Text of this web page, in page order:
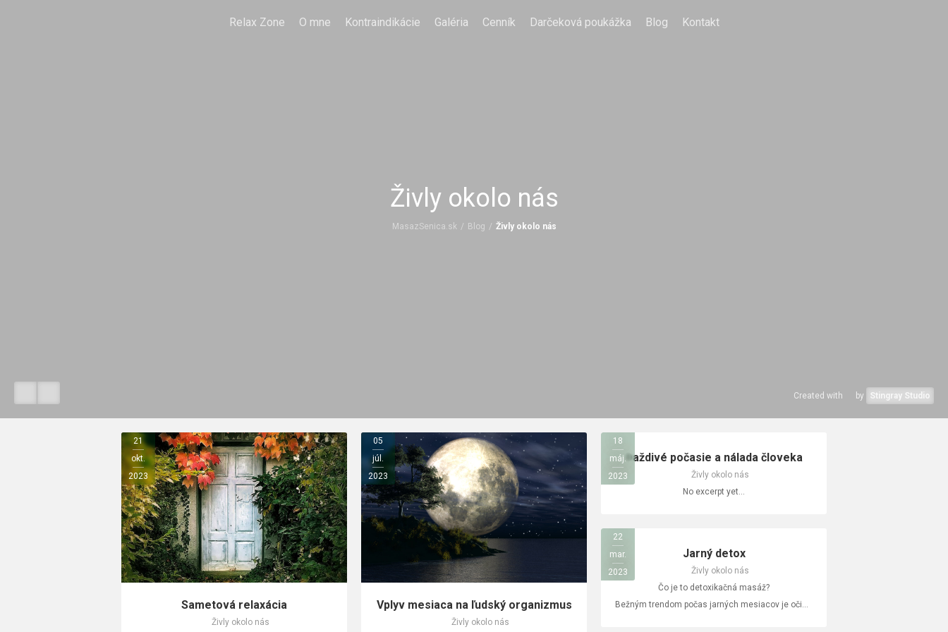
Relax Zone O mne Kontraindikácie Galéria Cenník Darčeková poukážka Blog Kontakt
Živly okolo nás
MasazSenica.sk / Blog / Živly okolo nás
Created with by Stingray Studio
21
okt.
2023
Sametová relaxácia
Živly okolo nás
05
júl.
2023
Vplyv mesiaca na ľudský organizmus
Živly okolo nás
18
máj.
2023
Daždivé počasie a nálada človeka
Živly okolo nás
No excerpt yet...
22
mar.
2023
Jarný detox
Živly okolo nás
Čo je to detoxikačná masáž?
Bežným trendom počas jarných mesiacov je očista tela, mysle a začiatok odznova, či už u vás doma alebo vo vašom tele. Ak ste sa rozhodli „jarne očistiť“ svoje telo aj myseľ, detoxikačná masáž môže byť pre vás ako stvorená. Ako už názov napovedá, detoxikačná masáž je navrhnutá tak, aby pomohla zbaviť telo toxínov a podporila celkovú fyzickú a duševnú pohodu.